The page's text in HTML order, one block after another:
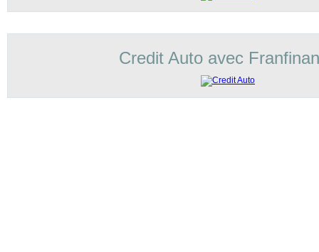
Credit Auto avec